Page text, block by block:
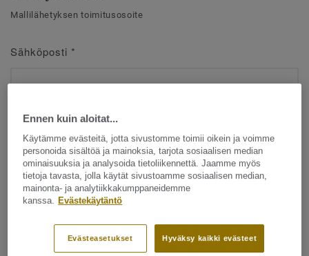
Mallilähetyksen toimitusosoite
Sähköposti *
Etunimi*
Sukunimi*
Ennen kuin aloitat...
Käytämme evästeitä, jotta sivustomme toimii oikein ja voimme
personoida sisältöä ja mainoksia, tarjota sosiaalisen median
ominaisuuksia ja analysoida tietoliikennettä. Jaamme myös
tietoja tavasta, jolla käytät sivustoamme sosiaalisen median,
mainonta- ja analytiikkakumppaneidemme
kanssa.
Evästekäytäntö
Hyväksy kaikki evästeet
Evästeasetukset